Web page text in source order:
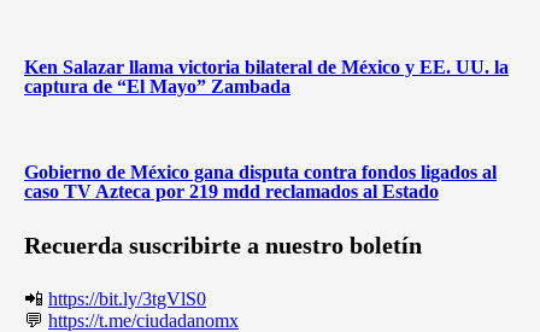
Ken Salazar llama victoria bilateral de México y EE. UU. la
captura de “El Mayo” Zambada
Gobierno de México gana disputa contra fondos ligados al
caso TV Azteca por 219 mdd reclamados al Estado
Recuerda suscribirte a nuestro boletín
📲 https://bit.ly/3tgVlS0
💬 https://t.me/ciudadanomx